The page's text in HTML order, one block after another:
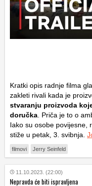
Kratki opis radnje filma
zakleti rivali kada je
stvaranju proizvoda
doručka . Priča je to o
Iako su osobe povijesne,
stiže u petak, 3. svibnja.
filmovi Jerry Seinfeld
11.10.2023. (22:00)
Nepravda će biti ispravljena